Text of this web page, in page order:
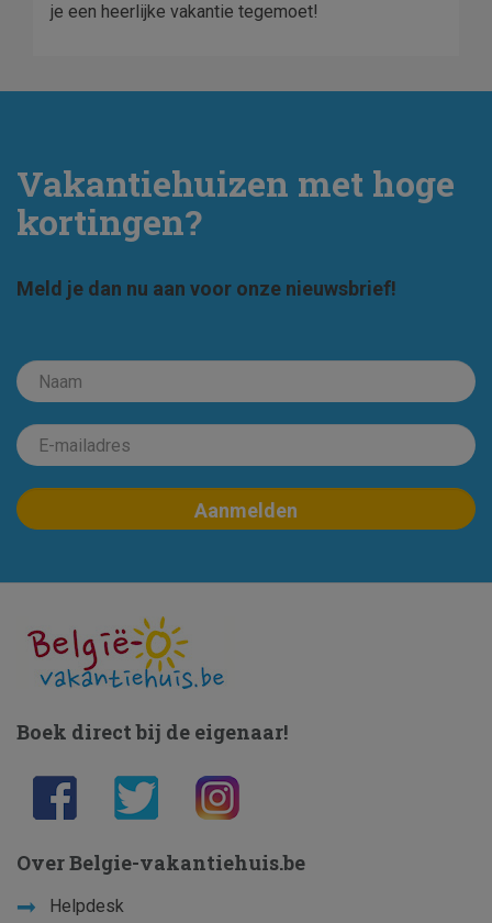
je een heerlijke vakantie tegemoet!
Vakantiehuizen met hoge
kortingen?
Meld je dan nu aan voor onze nieuwsbrief!
Boek direct bij de eigenaar!
Over Belgie-vakantiehuis.be
Helpdesk